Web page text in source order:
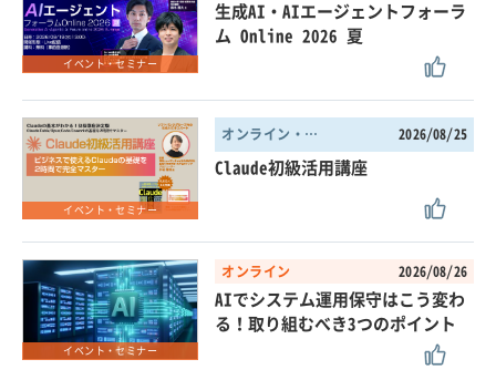
イベント・セミナー
生成AI・AIエージェントフォーラ
ム Online 2026 夏
イベント・セミナー
オンライン・東京都 2026/08/25
Claude初級活用講座
イベント・セミナー
オンライン 2026/08/26
AIでシステム運用保守はこう変わ
る！取り組むべき3つのポイント